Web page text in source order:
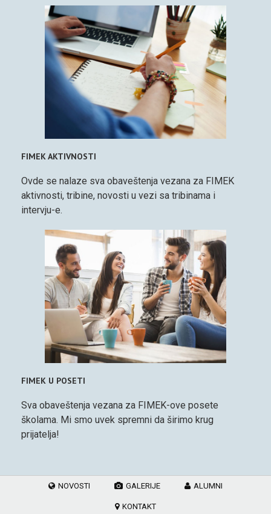
FIMEK AKTIVNOSTI
Ovde se nalaze sva obaveštenja vezana za FIMEK
aktivnosti, tribine, novosti u vezi sa tribinama i
intervju-e.
FIMEK U POSETI
Sva obaveštenja vezana za FIMEK-ove posete
školama. Mi smo uvek spremni da širimo krug
prijatelja!
NOVOSTI GALERIJE ALUMNI
KONTAKT